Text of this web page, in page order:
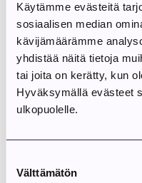
Käytämme evästeitä
sosiaalisen median
kävijämäärämme
yhdistää näitä tietoja
tai joita on kerätty, kun
Hyväksymällä evästeet
ulkopuolelle.
valinta
Välttämätön
Parkano on osa
omalla Aure-reitillään.
Aure-reitti |
Ominaisuudet
: 1–2 yön
Matkasuositus:Koko
Pituus:128 km